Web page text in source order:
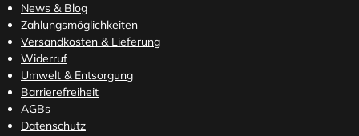
News & Blog
Zahlungsmöglichkeiten
Versandkosten & Lieferung
Widerruf
Umwelt & Entsorgung
Barrierefreiheit
AGBs
Datenschutz